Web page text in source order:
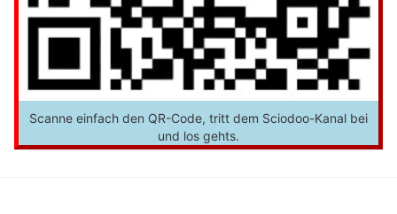
Scanne einfach den QR-Code, tritt dem Sciodoo-Kanal bei
und los gehts.